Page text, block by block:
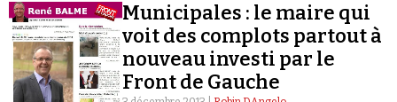
Municipales : le maire qui
voit des complots partout à
nouveau investi par le
Front de Gauche